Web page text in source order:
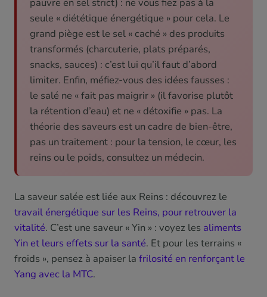
pauvre en sel strict) : ne vous fiez pas à la
seule « diététique énergétique » pour cela. Le
grand piège est le sel « caché » des produits
transformés (charcuterie, plats préparés,
snacks, sauces) : c’est lui qu’il faut d’abord
limiter. Enfin, méfiez-vous des idées fausses :
le salé ne « fait pas maigrir » (il favorise plutôt
la rétention d’eau) et ne « détoxifie » pas. La
théorie des saveurs est un cadre de bien-être,
pas un traitement : pour la tension, le cœur, les
reins ou le poids, consultez un médecin.
La saveur salée est liée aux Reins : découvrez le
travail énergétique sur les Reins, pour retrouver la
vitalité. C’est une saveur « Yin » : voyez les aliments
Yin et leurs effets sur la santé. Et pour les terrains «
froids », pensez à apaiser la frilosité en renforçant le
Yang avec la MTC.